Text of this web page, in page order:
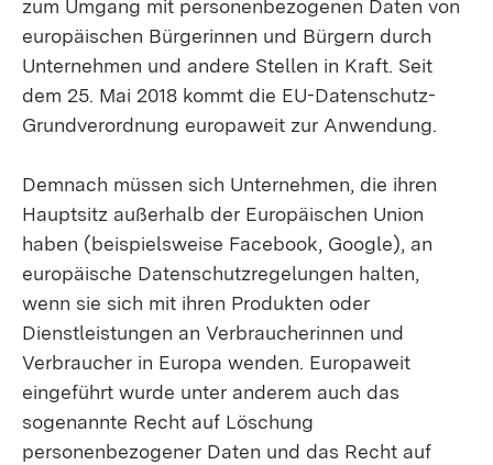
zum Umgang mit personenbezogenen Daten von
europäischen Bürgerinnen und Bürgern durch
Unternehmen und andere Stellen in Kraft. Seit
dem 25. Mai 2018 kommt die EU-Datenschutz-
Grundverordnung europaweit zur Anwendung.
Demnach müssen sich Unternehmen, die ihren
Hauptsitz außerhalb der Europäischen Union
haben (beispielsweise Facebook, Google), an
europäische Datenschutzregelungen halten,
wenn sie sich mit ihren Produkten oder
Dienstleistungen an Verbraucherinnen und
Verbraucher in Europa wenden. Europaweit
eingeführt wurde unter anderem auch das
sogenannte Recht auf Löschung
personenbezogener Daten und das Recht auf